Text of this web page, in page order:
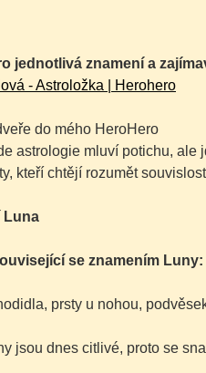
jednotlivá znamení a
- Astroložka | Herohero
do mého HeroHero
astrologie mluví potichu, ale
kteří chtějí rozumět
Luna
se znamením Luny:
prsty u nohou,
jsou dnes citlivé, proto se